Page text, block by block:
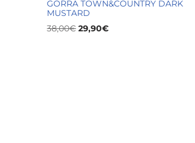
GORRA TOWN&COUNTRY DARK
MUSTARD
38,00€ 29,90€